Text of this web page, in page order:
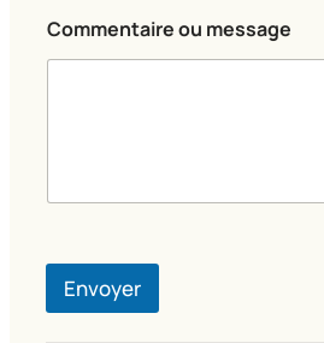
m
e
Commentaire ou message
Envoyer